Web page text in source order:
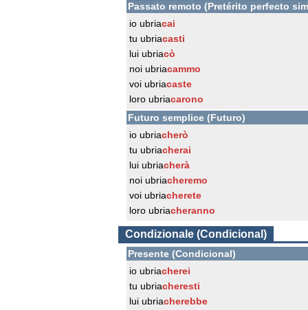
Passato remoto (Pretérito perfecto
io ubriacai
tu ubriacasti
lui ubriacò
noi ubriacammo
voi ubriacaste
loro ubriacarono
Futuro semplice (Futuro)
io ubriacherò
tu ubriacherai
lui ubriacherà
noi ubriacheremo
voi ubriacherete
loro ubriacheranno
Condizionale (Condicional)
Presente (Condicional)
io ubriacherei
tu ubriacheresti
lui ubriacherebbe